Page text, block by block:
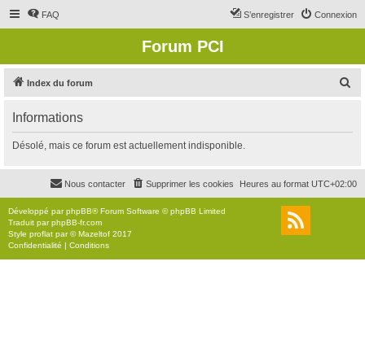
FAQ Connexion
S’enregistrer
Forum PCI
Index du forum
r
c
r
Informations
Désolé, mais ce forum est actuellement indisponible.
Heures au format UTC+02:00
Supprimer les cookies
Nous contacter
Développé parphpBB® Forum Software © phpBB Limited
Traduit parphpBB-fr.com
Style proflat par ©Mazeltof 2017
Confidentialité | Conditions